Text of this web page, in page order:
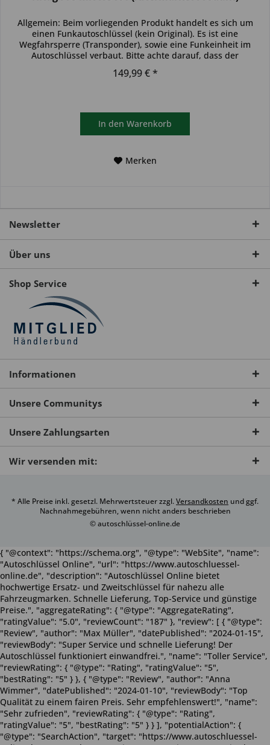
Allgemein: Beim vorliegenden Produkt handelt es sich um
einen Funkautoschlüssel (kein Original). Es ist eine
Wegfahrsperre (Transponder), sowie eine Funkeinheit im
Autoschlüssel verbaut. Bitte achte darauf, dass der
149,99 € *
In den Warenkorb
Merken
Newsletter
Über uns
Shop Service
Informationen
Unsere Communitys
Unsere Zahlungsarten
Wir versenden mit:
* Alle Preise inkl. gesetzl. Mehrwertsteuer zzgl.Versandkosten und ggf.
Nachnahmegebühren, wenn nicht anders beschrieben
© autoschlüssel-online.de
{ "@context": "https://schema.org", "@type": "WebSite", "name":
"Autoschlüssel Online", "url": "https://www.autoschluessel-
online.de", "description": "Autoschlüssel Online bietet
hochwertige Ersatz- und Zweitschlüssel für nahezu alle
Fahrzeugmarken. Schnelle Lieferung, Top-Service und günstige
Preise.", "aggregateRating": { "@type": "AggregateRating",
"ratingValue": "5.0", "reviewCount": "187" }, "review": [ { "@type":
"Review", "author": "Max Müller", "datePublished": "2024-01-15",
"reviewBody": "Super Service und schnelle Lieferung! Der
Autoschlüssel funktioniert einwandfrei.", "name": "Toller Service",
"reviewRating": { "@type": "Rating", "ratingValue": "5",
"bestRating": "5" } }, { "@type": "Review", "author": "Anna
Wimmer", "datePublished": "2024-01-10", "reviewBody": "Top
Qualität zu einem fairen Preis. Sehr empfehlenswert!", "name":
"Sehr zufrieden", "reviewRating": { "@type": "Rating",
"ratingValue": "5", "bestRating": "5" } } ], "potentialAction": {
"@type": "SearchAction", "target": "https://www.autoschluessel-